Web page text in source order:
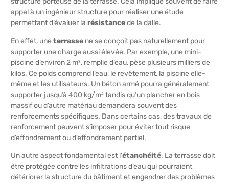
appel à un ingénieur structure pour réaliser une étude
permettant d’évaluer la résistancede la dalle.
En effet, une terrasse ne se conçoit pas naturellement pour
supporter une charge aussi élevée. Par exemple, une mini-
piscine d’environ 2 m², remplie d’eau, pèse plusieurs milliers de
kilos. Ce poids comprend l’eau, le revêtement, la piscine elle-
même et les utilisateurs. Un béton armé pourra généralement
supporter jusqu’à 400 kg/m² tandis qu’un plancher en bois
massif ou d’autre matériau demandera souvent des
renforcements spécifiques. Dans certains cas, des travaux de
renforcement peuvent s’imposer pour éviter tout risque
d’effondrement ou d’effondrement partiel.
Un autre aspect fondamental est l’étanchéité. La terrasse doit
être protégée contre les infiltrations d’eau qui pourraient
détériorer la structure du bâtiment et engendrer des problèmes